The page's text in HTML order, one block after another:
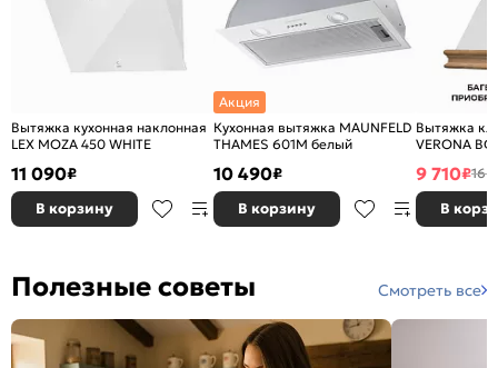
Вытяжка кухонная наклонная
LEX MOZA 450 WHITE
11 090₽
В корзину
Акция
Кухонная вытяжка MAUNFELD
THAMES 601M белый
10 490₽
В корзину
Вытяжка
VERONA
9 710₽16
В
Полезные советы Смотреть все